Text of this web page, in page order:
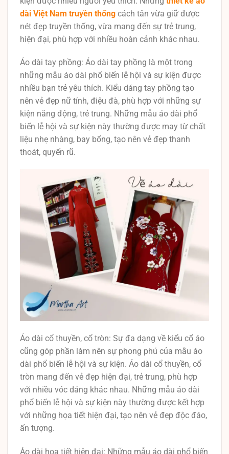
dài Việt Nam truyền thống cách tân vừa giữ được
nét đẹp truyền thống, vừa mang đến sự trẻ trung,
hiện đại, phù hợp với nhiều hoàn cảnh khác nhau.
Áo dài tay phồng: Áo dài tay phồng là một trong
những mẫu áo dài phổ biến lễ hội và sự kiện được
nhiều bạn trẻ yêu thích. Kiểu dáng tay phồng tạo
nên vẻ đẹp nữ tính, điệu đà, phù hợp với những sự
kiện năng động, trẻ trung. Những mẫu áo dài phổ
biến lễ hội và sự kiện này thường được may từ chất
liệu nhẹ nhàng, bay bổng, tạo nên vẻ đẹp thanh
thoát, quyến rũ.
Áo dài cổ thuyền, cổ tròn: Sự đa dạng về kiểu cổ áo
cũng góp phần làm nên sự phong phú của mẫu áo
dài phổ biến lễ hội và sự kiện. Áo dài cổ thuyền, cổ
tròn mang đến vẻ đẹp hiện đại, trẻ trung, phù hợp
với nhiều vóc dáng khác nhau. Những mẫu áo dài
phổ biến lễ hội và sự kiện này thường được kết hợp
với những họa tiết hiện đại, tạo nên vẻ đẹp độc đáo,
ấn tượng.
Áo dài họa tiết hiện đại: Những mẫu áo dài phổ biến